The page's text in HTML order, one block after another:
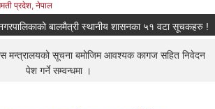
प्रदेश, नेपाल
बालमैत्री स्थानीय शासनका ५१ वटा सूचकहरु !
मन्त्रालयको सूचना बमोजिम आवश्यक कागज सहित निवेदन
पेश गर्ने सम्वन्धमा ।